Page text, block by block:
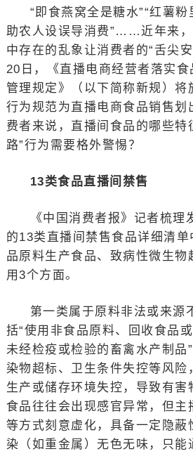
“即食燕窝全是糖水”“红薯粉
助农人设误导消费”……近年来
中存在的乱象让消费者的“舌尖
20日，《直播电商经营者落实
管理规定》（以下简称新规）将
行为规范为直播电商食品销售划
费者来说，直播间食品的哪些特
路”行为需要格外警惕？
13类食品直播间禁售
《中国消费者报》记者梳理
的13类直播间禁售食品详细清
品原料生产食品、致病性微生物
用3个方面。
第一类属于原料非法或来源
括“使用非食品原料、回收食品
未经检疫或检验的畜禽水产制品
染物超标、卫生条件失控等风险
生产或储存环境失控，导致有害
食品往往会出现感官异常，但主
等方式刻意虚化，具备一定隐蔽
染（如重金属）无色无味，只能